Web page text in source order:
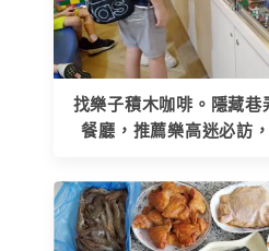
找樂子積木咖啡。隱藏巷
餐廳，推薦樂高迷必訪